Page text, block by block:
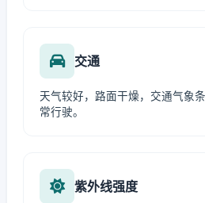
交通
天气较好，路面干燥，交通气象
常行驶。
紫外线强度